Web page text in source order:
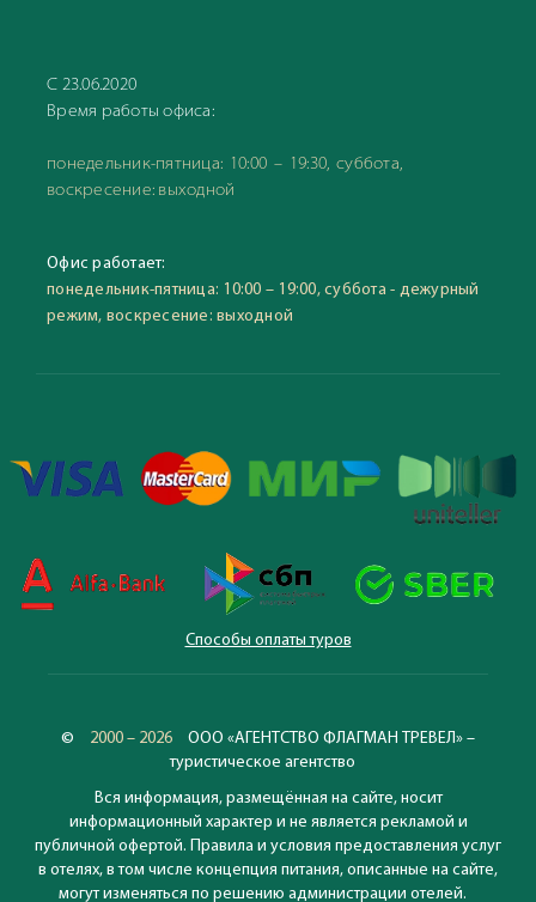
С 23.06.2020
Время работы офиса:
понедельник-пятница: 10:00 – 19:30, суббота,
воскресение: выходной
Офис работает:
понедельник-пятница: 10:00 – 19:00, суббота - дежурный
режим, воскресение: выходной
Способы оплаты туров
© 2000 – 2026
ООО «АГЕНТСТВО ФЛАГМАН ТРЕВЕЛ» –
туристическое агентство
Вся информация, размещённая на сайте, носит
информационный характер и не является рекламой и
публичной офертой. Правила и условия предоставления услуг
в отелях, в том числе концепция питания, описанные на сайте,
могут изменяться по решению администрации отелей.